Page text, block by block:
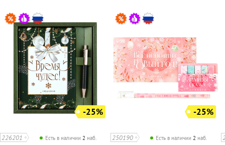
-25%
226201 Есть в наличии 2 наб.
-25%
250190 Есть в наличии 2 наб.